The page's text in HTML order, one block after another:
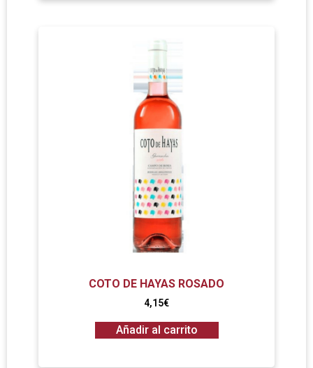
COTO DE HAYAS ROSADO
4,15€
Añadir al carrito